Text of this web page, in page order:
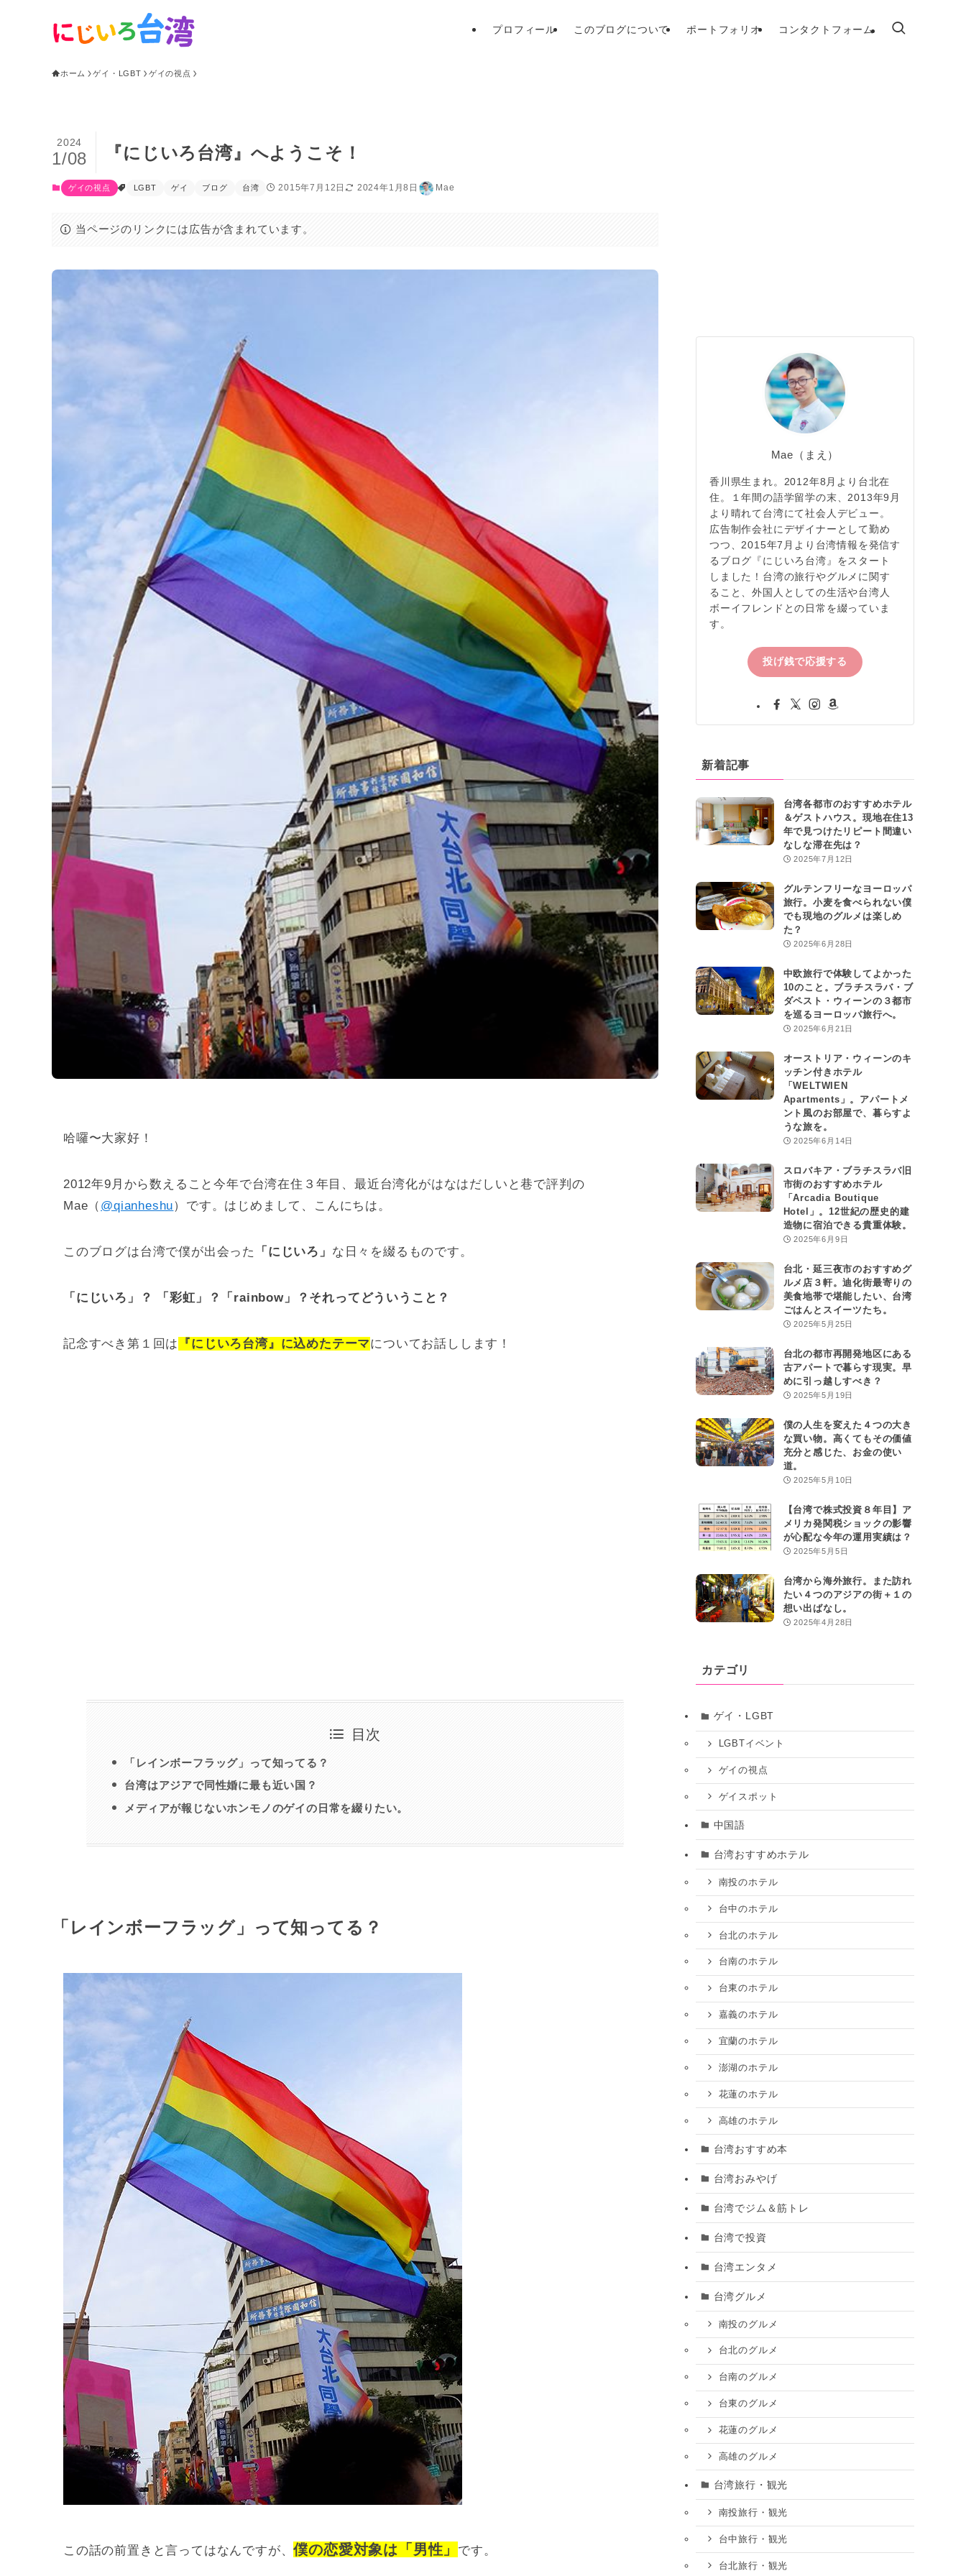
プロフィール このブログについて ポートフォリオ コンタクトフォーム
ホーム ゲイ・LGBT ゲイの視点
『にじいろ台湾』へようこそ！
2024
1/08
ゲイの視点 LGBT ゲイ ブログ 台湾 2015年7月12日 2024年1月8日 Mae
当ページのリンクには広告が含まれています。
哈囉〜大家好！
2012年9月から数えること今年で台湾在住３年目、最近台湾化がはなはだしいと巷で評判の
Mae（ @qianheshu）です。はじめまして、こんにちは。
このブログは台湾で僕が出会った 「にじいろ」 な日々を綴るものです。
「にじいろ」？ 「彩虹」？「rainbow」？それってどういうこと？
記念すべき第１回は 『にじいろ台湾』に込めたテーマについてお話しします！
目次
「レインボーフラッグ」って知ってる？
台湾はアジアで同性婚に最も近い国？
メディアが報じないホンモノのゲイの日常を綴りたい。
「レインボーフラッグ」って知ってる？
この話の前置きと言ってはなんですが、僕の恋愛対象は「男性」 です。
Mae（まえ）
香川県生まれ。2012年8月より台北在
住。１年間の語学留学の末、2013年9月
より晴れて台湾にて社会人デビュー。
広告制作会社にデザイナーとして勤め
つつ、2015年7月より台湾情報を発信す
るブログ『にじいろ台湾』をスタート
しました！台湾の旅行やグルメに関す
ること、外国人としての生活や台湾人
ボーイフレンドとの日常を綴っていま
す。
投げ銭で応援する
新着記事
台湾各都市のおすすめホテル
＆ゲストハウス。現地在住13
年で見つけたリピート間違い
なしな滞在先は？
2025年7月12日
グルテンフリーなヨーロッパ
旅行。小麦を食べられない僕
でも現地のグルメは楽しめ
た？
2025年6月28日
中欧旅行で体験してよかった
10のこと。ブラチスラバ・ブ
ダペスト・ウィーンの３都市
を巡るヨーロッパ旅行へ。
2025年6月21日
オーストリア・ウィーンのキ
ッチン付きホテル
「WELTWIEN
Apartments」。アパートメ
ント風のお部屋で、暮らすよ
うな旅を。
2025年6月14日
スロバキア・ブラチスラバ旧
市街のおすすめホテル
「Arcadia Boutique
Hotel」。12世紀の歴史的建
造物に宿泊できる貴重体験。
2025年6月9日
台北・延三夜市のおすすめグ
ルメ店３軒。迪化街最寄りの
美食地帯で堪能したい、台湾
ごはんとスイーツたち。
2025年5月25日
台北の都市再開発地区にある
古アパートで暮らす現実。早
めに引っ越しすべき？
2025年5月19日
僕の人生を変えた４つの大き
な買い物。高くてもその価値
充分と感じた、お金の使い
道。
2025年5月10日
【台湾で株式投資８年目】ア
メリカ発関税ショックの影響
が心配な今年の運用実績は？
2025年5月5日
台湾から海外旅行。また訪れ
たい４つのアジアの街＋１の
想い出ばなし。
2025年4月28日
カテゴリ
ゲイ・LGBT
LGBTイベント
ゲイの視点
ゲイスポット
中国語
台湾おすすめホテル
南投のホテル
台中のホテル
台北のホテル
台南のホテル
台東のホテル
嘉義のホテル
宜蘭のホテル
澎湖のホテル
花蓮のホテル
高雄のホテル
台湾おすすめ本
台湾おみやげ
台湾でジム＆筋トレ
台湾で投資
台湾エンタメ
台湾グルメ
南投のグルメ
台北のグルメ
台南のグルメ
台東のグルメ
花蓮のグルメ
高雄のグルメ
台湾旅行・観光
南投旅行・観光
台中旅行・観光
台北旅行・観光